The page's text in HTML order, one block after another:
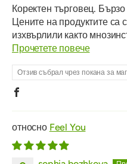
Коректен търговец.
Цените на продуктите са
изхвърлили както
Прочетете повече
Отзив събрал чрез покана за
Feel You